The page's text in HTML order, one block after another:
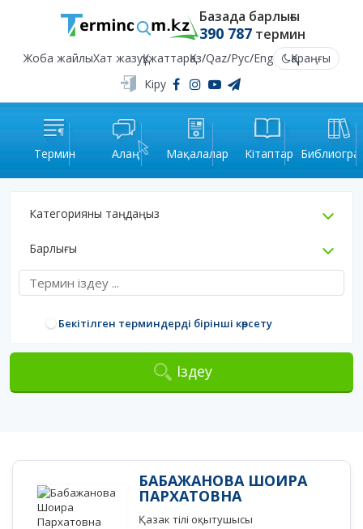
Базада барлығы
390 787термин
Жоба жайлыХат жазуҚұжаттарҚаз/Qaz/Рус/Eng
Қараңғы
Кіру
Термин Алаң Мақалалар Кітаптар
Категорияны таңдаңыз
Барлығы
Бекітілген терминдерді бірінші көрсету
Іздеу
БАБАЖАНОВА ШОИРА
ПАРХАТОВНА
Қазак тілі оқытушысы